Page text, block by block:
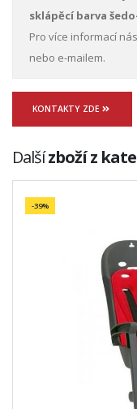
sklápěcí barva
Pro více informací
nebo e-mailem.
KONTAKTY ZDE
Dalšízboží z
-39%